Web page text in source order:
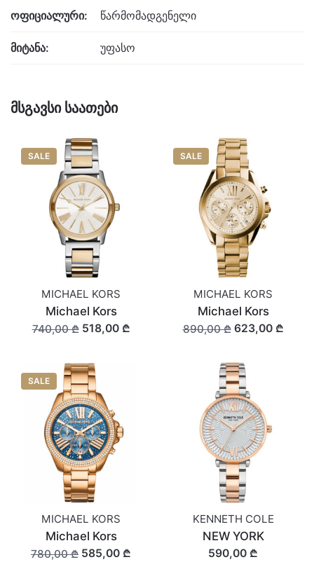
ოფიციალური: წარმომადგენელი
მიტანა: უფასო
მსგავსი საათები
SALE
MICHAEL KORS
Michael Kors
740,00 ₾518,00 ₾
SALE
MICHAEL KORS
Michael Kors
890,00 ₾623,00 ₾
SALE
MICHAEL KORS
Michael Kors
780,00 ₾ 585,00 ₾
KENNETH COLE
NEW YORK
590,00 ₾